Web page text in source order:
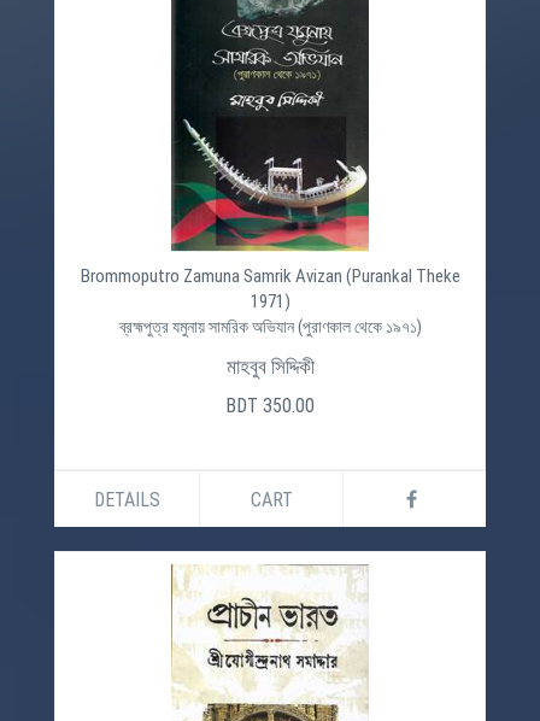
Brommoputro Zamuna Samrik Avizan (Purankal Theke
1971)
ব্রহ্মপুত্র যমুনায় সামরিক অভিযান (পুরাণকাল থেকে ১৯৭১)
মাহবুব সিদ্দিকী
BDT 350.00
DETAILS CART